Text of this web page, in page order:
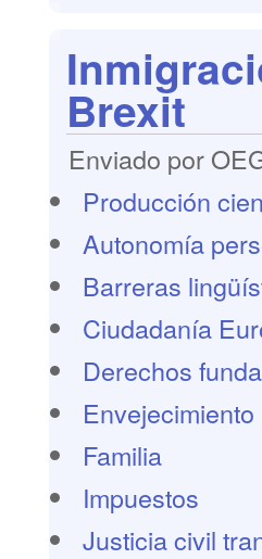
Brexit
Enviado por
Producción
Autonomía
Barreras
Ciudadanía
Derechos
Familia
Impuestos
Justicia civil